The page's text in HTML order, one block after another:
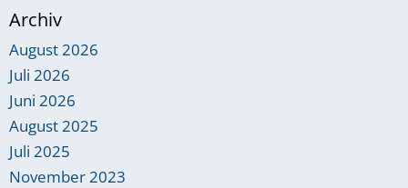
Archiv
August 2026
Juli 2026
Juni 2026
August 2025
Juli 2025
November 2023